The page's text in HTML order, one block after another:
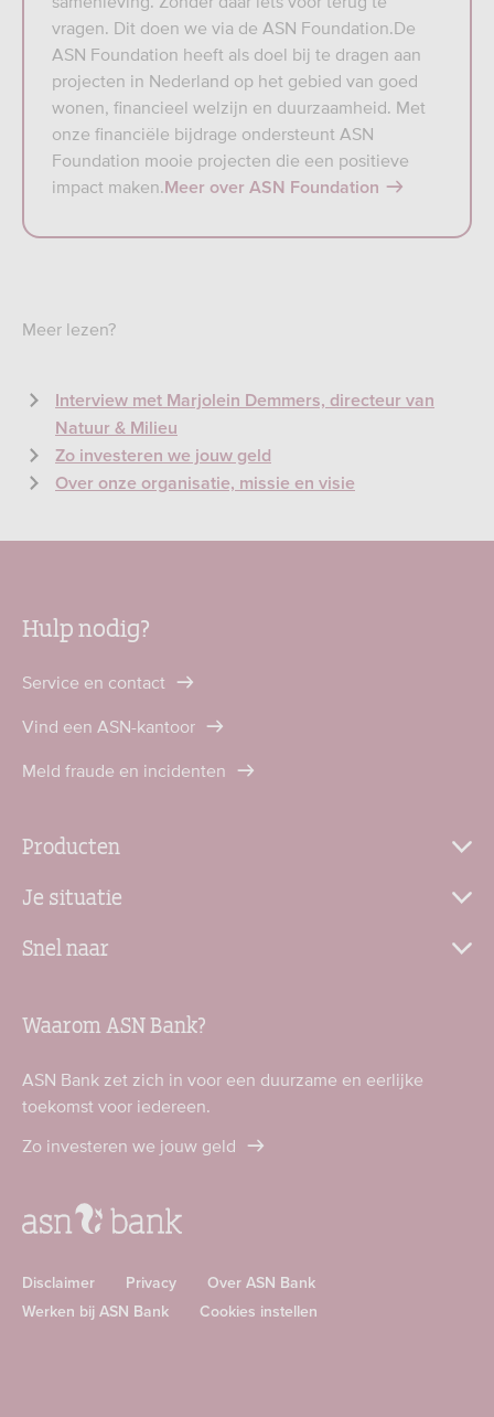
vragen. Dit doen we via de ASN Foundation.De
ASN Foundation heeft als doel bij te dragen aan
projecten in Nederland op het gebied van goed
wonen, financieel welzijn en duurzaamheid. Met
onze financiële bijdrage ondersteunt ASN
Foundation mooie projecten die een positieve
impact maken. Meer over ASN Foundation
Meer lezen?
Interview met Marjolein Demmers, directeur van
Natuur & Milieu
Zo investeren we jouw geld
Over onze organisatie, missie en visie
Hulp nodig?
Service en contact
Vind een ASN-kantoor
Meld fraude en incidenten
Producten
Je situatie
Snel naar
Waarom ASN Bank?
ASN Bank zet zich in voor een duurzame en eerlijke
toekomst voor iedereen.
Zo investeren we jouw geld
Disclaimer Privacy
Over ASN Bank
Werken bij ASN Bank
Cookies instellen